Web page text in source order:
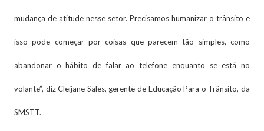
mudança de atitude nesse setor. Precisamos humanizar o trânsito e
isso pode começar por coisas que parecem tão simples, como
abandonar o hábito de falar ao telefone enquanto se está no
volante”, diz Cleijane Sales, gerente de Educação Para o Trânsito, da
SMSTT.